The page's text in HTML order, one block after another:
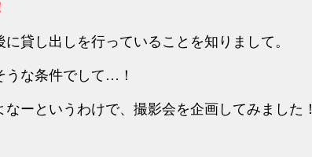
貸し出しを行っていることを知りまして。
うな条件でして…！
ーというわけで、撮影会を企画してみました！